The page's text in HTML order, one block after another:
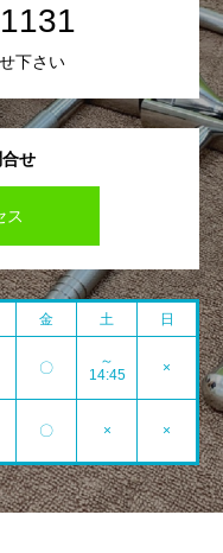
せ
ス
下さい
金 土 日
〇
～
14:45
×
〇 × ×